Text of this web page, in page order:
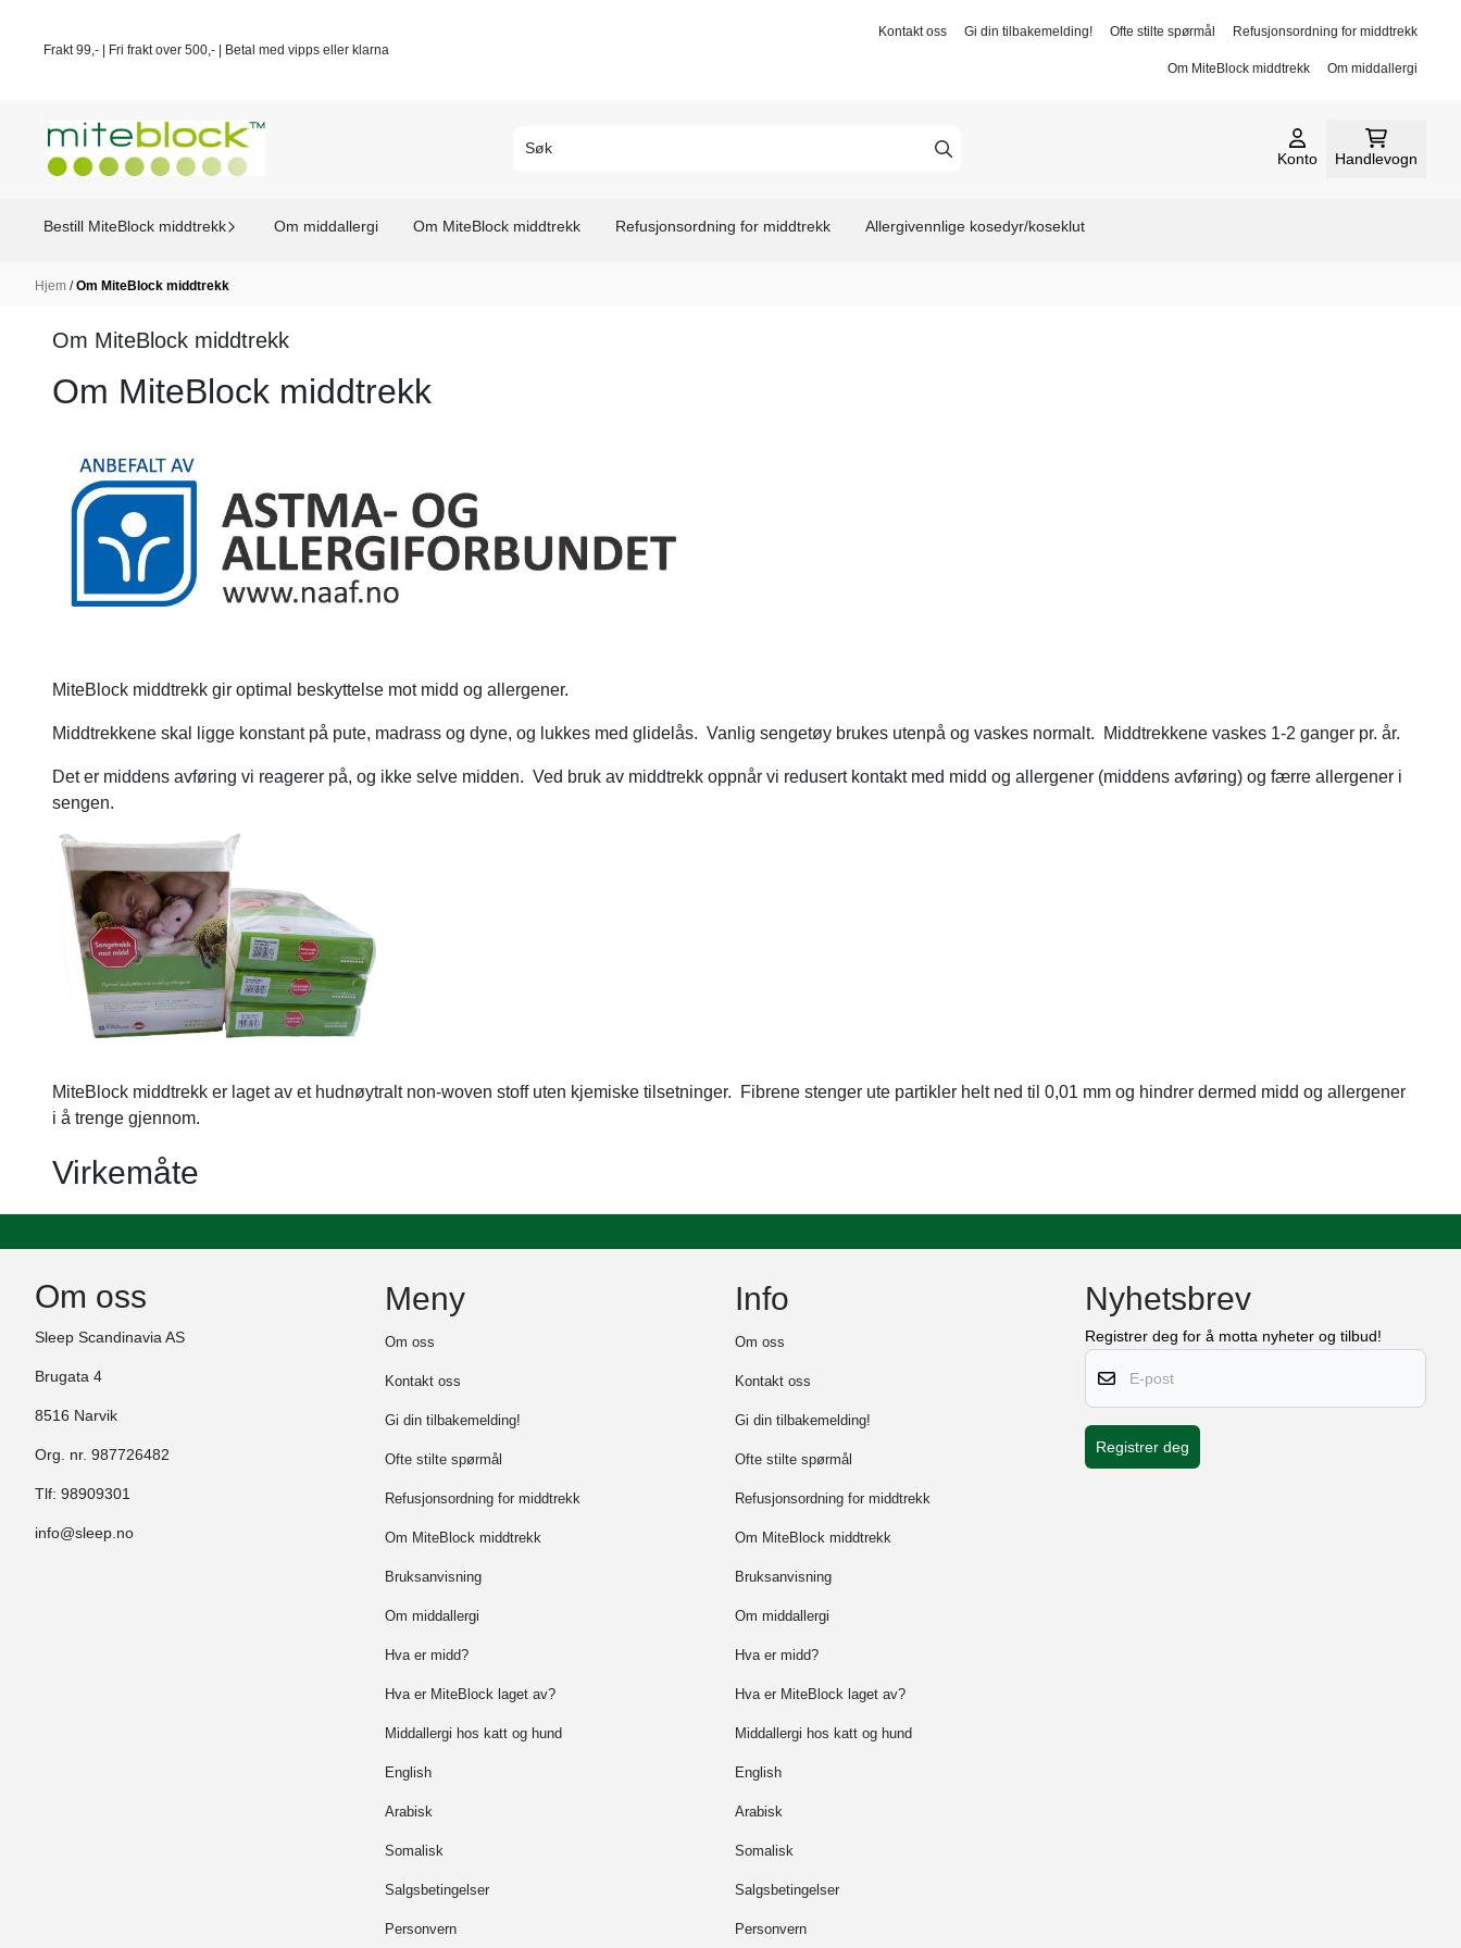
Frakt 99,- | Fri frakt over 500,- | Betal med vipps eller klarna
Kontakt oss Gi din tilbakemelding! Ofte stilte spørmål Refusjonsordning for middtrekk
Om MiteBlock middtrekk Om middallergi
Konto Handlevogn
Bestill MiteBlock middtrekk Om middallergi Om MiteBlock middtrekk Refusjonsordning for middtrekk Allergivennlige kosedyr/koseklut
Hjem /Om MiteBlock middtrekk
Om MiteBlock middtrekk
Om MiteBlock middtrekk
MiteBlock middtrekk gir optimal beskyttelse mot midd og allergener.
Middtrekkene skal ligge konstant på pute, madrass og dyne, og lukkes med glidelås. Vanlig sengetøy brukes utenpå og vaskes normalt. Middtrekkene vaskes 1-2 ganger pr. år.
Det er middens avføring vi reagerer på, og ikke selve midden. Ved bruk av middtrekk oppnår vi redusert kontakt med midd og allergener (middens avføring) og færre allergener i
sengen.
MiteBlock middtrekk er laget av et hudnøytralt non-woven stoff uten kjemiske tilsetninger. Fibrene stenger ute partikler helt ned til 0,01 mm og hindrer dermed midd og allergener
i å trenge gjennom.
Virkemåte
Om oss
Sleep Scandinavia AS
Brugata 4
8516 Narvik
Org. nr. 987726482
Tlf: 98909301
info@sleep.no
Meny
Om oss
Kontakt oss
Gi din tilbakemelding!
Ofte stilte spørmål
Refusjonsordning for middtrekk
Om MiteBlock middtrekk
Bruksanvisning
Om middallergi
Hva er midd?
Hva er MiteBlock laget av?
Middallergi hos katt og hund
English
Arabisk
Somalisk
Salgsbetingelser
Personvern
Info
Om oss
Kontakt oss
Gi din tilbakemelding!
Ofte stilte spørmål
Refusjonsordning for middtrekk
Om MiteBlock middtrekk
Bruksanvisning
Om middallergi
Hva er midd?
Hva er MiteBlock laget av?
Middallergi hos katt og hund
English
Arabisk
Somalisk
Salgsbetingelser
Personvern
Nyhetsbrev
Registrer deg for å motta nyheter og tilbud!
E-post
Registrer deg